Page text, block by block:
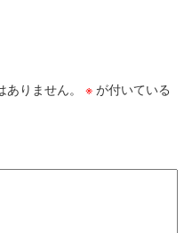
りません。 ※が付いている